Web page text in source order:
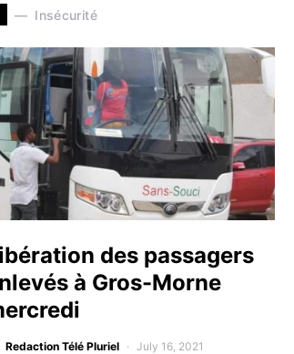
Insécurité
des passagers
à Gros-Morne
Redaction Télé Pluriel July 16, 2021